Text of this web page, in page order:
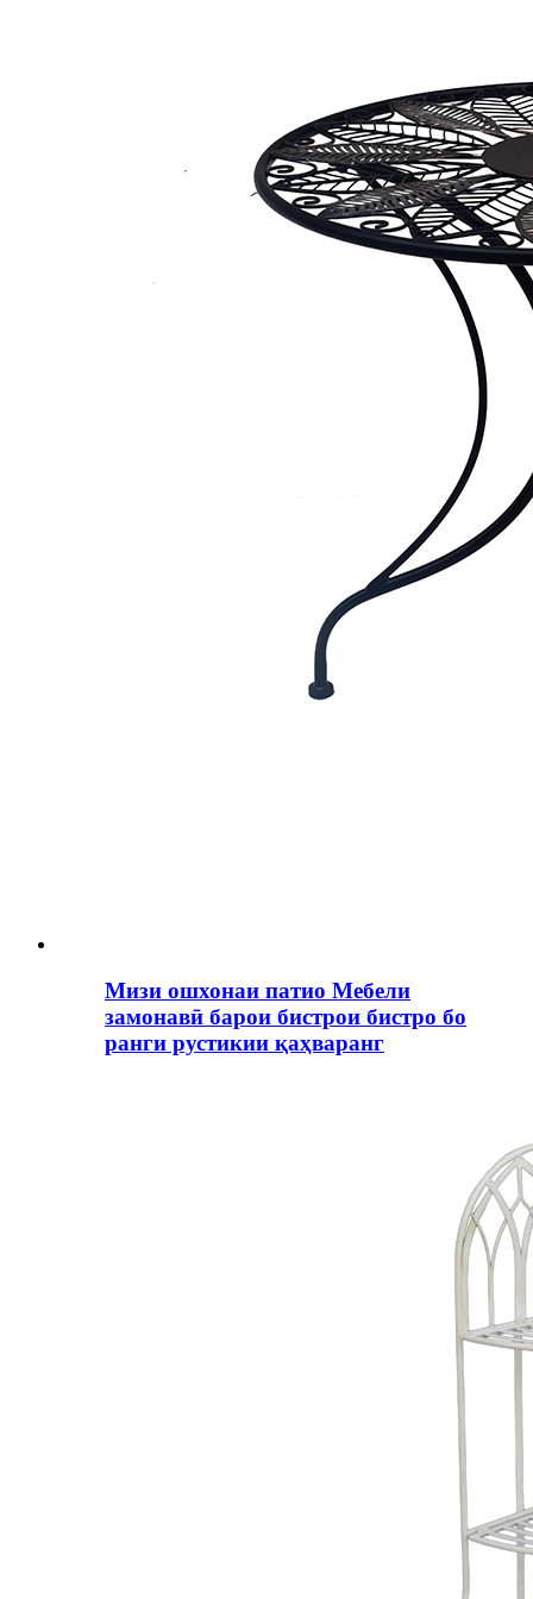
Мизи ошхонаи патио Мебели
замонавӣ барои бистрои бистро бо
ранги рустикии қаҳваранг